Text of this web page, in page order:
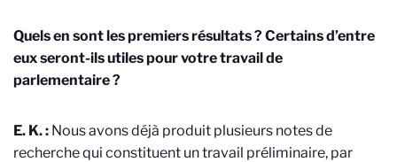
Quels en sont les premiers résultats ? Certains d’entre
eux seront-ils utiles pour votre travail de
parlementaire ?
E. K. : Nous avons déjà produit plusieurs notes de
recherche qui constituent un travail préliminaire, par